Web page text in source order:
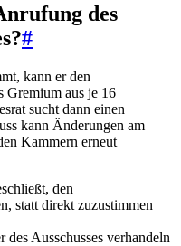
des
#
kann er den
Gremium aus je 16
sucht dann einen
kann Änderungen am
Kammern erneut
den
statt direkt zuzustimmen
Ausschusses verhandeln